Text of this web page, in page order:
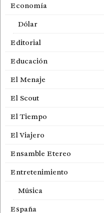
Economía
Dólar
Editorial
Educación
El Menaje
El Scout
El Tiempo
El Viajero
Ensamble Etereo
Entretenimiento
Música
España